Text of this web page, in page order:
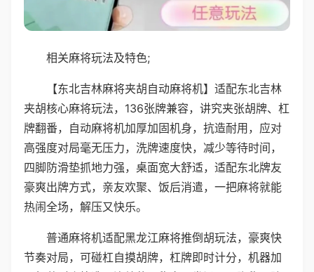
相关麻将玩法及特色;
【东北吉林麻将夹胡自动麻将机】适配东北吉林
夹胡核心麻将玩法，136张牌兼容，讲究夹张胡牌、杠
牌翻番，自动麻将机加厚加固机身，抗造耐用，应对
高强度对局毫无压力，洗牌速度快，减少等待时间，
四脚防滑垫抓地力强，桌面宽大舒适，适配东北牌友
豪爽出牌方式，亲友欢聚、饭后消遣，一把麻将就能
热闹全场，解压又快乐。
普通麻将机适配黑龙江麻将推倒胡玩法，豪爽快
节奏对局，可碰杠自摸胡牌，杠牌即时计分，机器加